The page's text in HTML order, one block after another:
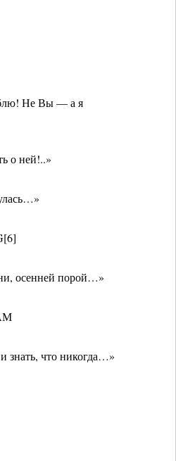
Не Вы — а я
о ней!..»
осенней порой…»
знать, что никогда…»